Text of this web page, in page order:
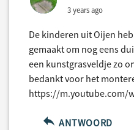
3 years ago
De kinderen uit Oijen
gemaakt om nog eens
een kunstgrasveldje zo
bedankt voor het
https://m.youtube.com/
ANTWOORD